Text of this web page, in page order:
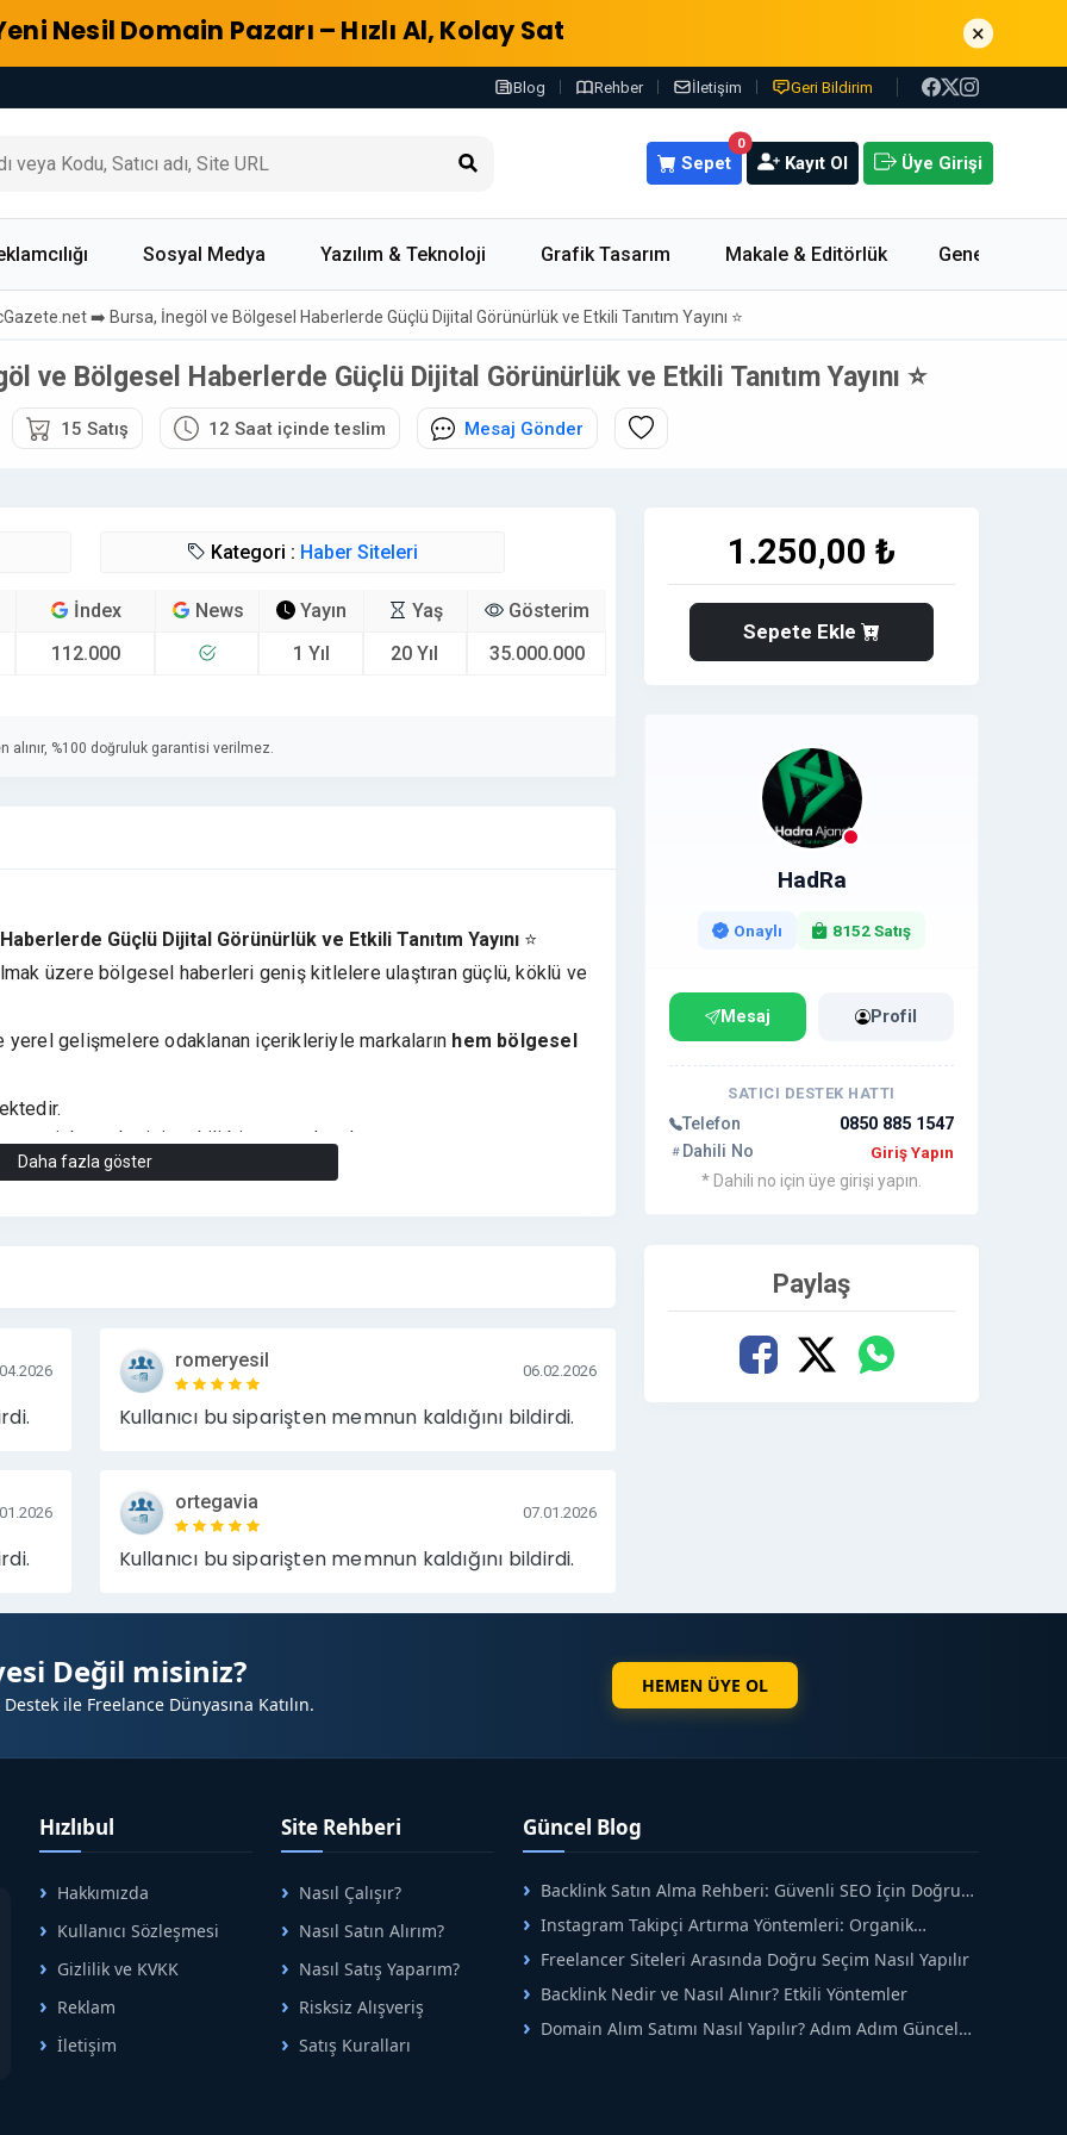
Nesil Domain Pazarı – Hızlı Al, Kolay Sat ×
Blog Rehber İletişim Geri Bildirim
0
Sepet Kayıt Ol Üye Girişi
Sosyal Medya Yazılım & Teknoloji Grafik Tasarım Makale & Editörlük Genel
➡️ Bursa, İnegöl ve Bölgesel Haberlerde Güçlü Dijital Görünürlük ve Etkili Tanıtım Yayını ⭐
ve Bölgesel Haberlerde Güçlü Dijital Görünürlük ve Etkili Tanıtım Yayını ⭐
15 Satış 12 Saat içinde teslim Mesaj Gönder
Kategori : Haber Siteleri
İndex
112.000
News
Yayın
1 Yıl
Yaş
20 Yıl
Gösterim
35.000.000
%100 doğruluk garantisi verilmez.
Güçlü Dijital Görünürlük ve Etkili Tanıtım Yayını ⭐
üzere bölgesel haberleri geniş kitlelere ulaştıran güçlü, köklü ve
gelişmelere odaklanan içerikleriyle markaların hem bölgesel
işletmeler için etkili bir yayın alanıdır.
etkili yayın ortamı
sağlayıcıları
tüm işletmeler
ulaşması
Daha fazla göster
romeryesil 06.02.2026
Kullanıcı bu siparişten memnun kaldığını bildirdi.
ortegavia 07.01.2026
Kullanıcı bu siparişten memnun kaldığını bildirdi.
1.250,00 ₺
Sepete Ekle
HadRa
Onaylı 8152 Satış
Mesaj Profil
SATICI DESTEK HATTI
Telefon
0850 885 1547
Dahili No
Giriş Yapın
* Dahili no için üye girişi yapın.
Paylaş
Değil misiniz?
ile Freelance Dünyasına Katılın.
HEMEN ÜYE OL
Hızlıbul
Hakkımızda
Kullanıcı Sözleşmesi
Gizlilik ve KVKK
Reklam
İletişim
Site Rehberi
Nasıl Çalışır?
Nasıl Satın Alırım?
Nasıl Satış Yaparım?
Risksiz Alışveriş
Satış Kuralları
Güncel Blog
Backlink Satın Alma Rehberi: Güvenli SEO İçin Doğru
Instagram Takipçi Artırma Yöntemleri: Organik
Büyüme Rehberi
Freelancer Siteleri Arasında Doğru Seçim Nasıl Yapılır
Backlink Nedir ve Nasıl Alınır? Etkili Yöntemler
Domain Alım Satımı Nasıl Yapılır? Adım Adım Güncel